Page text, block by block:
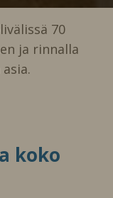
70
ja rinnalla
koko